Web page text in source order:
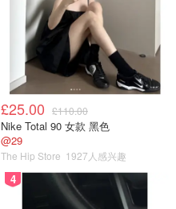
£25.00 £110.00
Nike Total 90 女款 黑色
@29
The Hip Store 1927人感兴趣
4